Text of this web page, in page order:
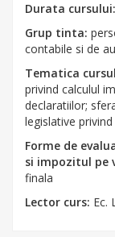
Durata cursului:
Grup tinta:
contabile si de
Tematica
privind calculul
declaratiilor;
legislative
Forme de
si impozitul pe
finala
Lector curs: Ec.